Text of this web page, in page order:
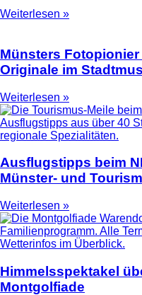
Weiterlesen »
Münsters
Originale im
Weiterlesen »
Ausflugstipps beim
Münster- und
Weiterlesen »
Himmelsspektakel
Montgolfiade